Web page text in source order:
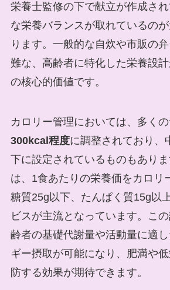
栄養士監修の下で献立が作成さ
な栄養バランスが取れているの
ります。一般的な自炊や市販の
難な、高齢者に特化した栄養設
の核心的価値です。
カロリー管理においては、多く
300kcal程度に調整されており、
下に設定されているものもあり
は、1食あたりの栄養価をカロリ
糖質25g以下、たんぱく質15g以
ビスが主流となっています。こ
齢者の基礎代謝量や活動量に適
ギー摂取が可能になり、肥満や
防する効果が期待できます。